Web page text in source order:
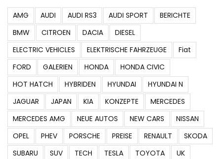
AMG AUDI AUDI RS3 AUDI SPORT
BERICHTE
BMW
CITROEN DACIA
DIESEL
ELECTRIC VEHICLES
ELEKTRISCHE FAHRZEUGE
Fiat
FORD
GALERIEN HONDA
HONDA CIVIC
HOT HATCH
HYBRIDEN HYUNDAI
HYUNDAI N
JAGUAR
JAPAN KIA KONZEPTE
MERCEDES
MERCEDES AMG
NEUE AUTOS NEW CARS
NISSAN
OPEL
PHEV PORSCHE PREISE RENAULT
SKODA
SUBARU
SUV TECH TESLA TOYOTA
UK